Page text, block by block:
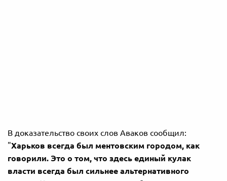
В доказательство своих слов Аваков сообщил:
"Харьков всегда был ментовским городом, как
говорили. Это о том, что здесь единый кулак
власти всегда был сильнее альтернативного